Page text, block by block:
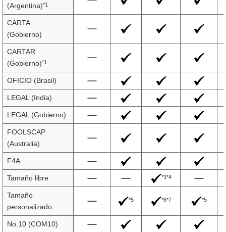
(Argentina)*1
CARTA
(Gobierno)
CARTAR
(Gobierno)*1
OFICIO (Brasil)
LEGAL (India)
LEGAL (Gobierno)
FOOLSCAP
(Australia)
F4A
Tamaño libre *3*4
Tamaño
personalizado
*5 *6*7 *5
No.10 (COM10)